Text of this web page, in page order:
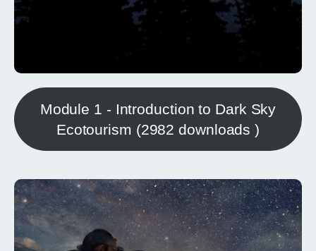
Module 1 - Introduction to Dark Sky
Ecotourism (2982 downloads )